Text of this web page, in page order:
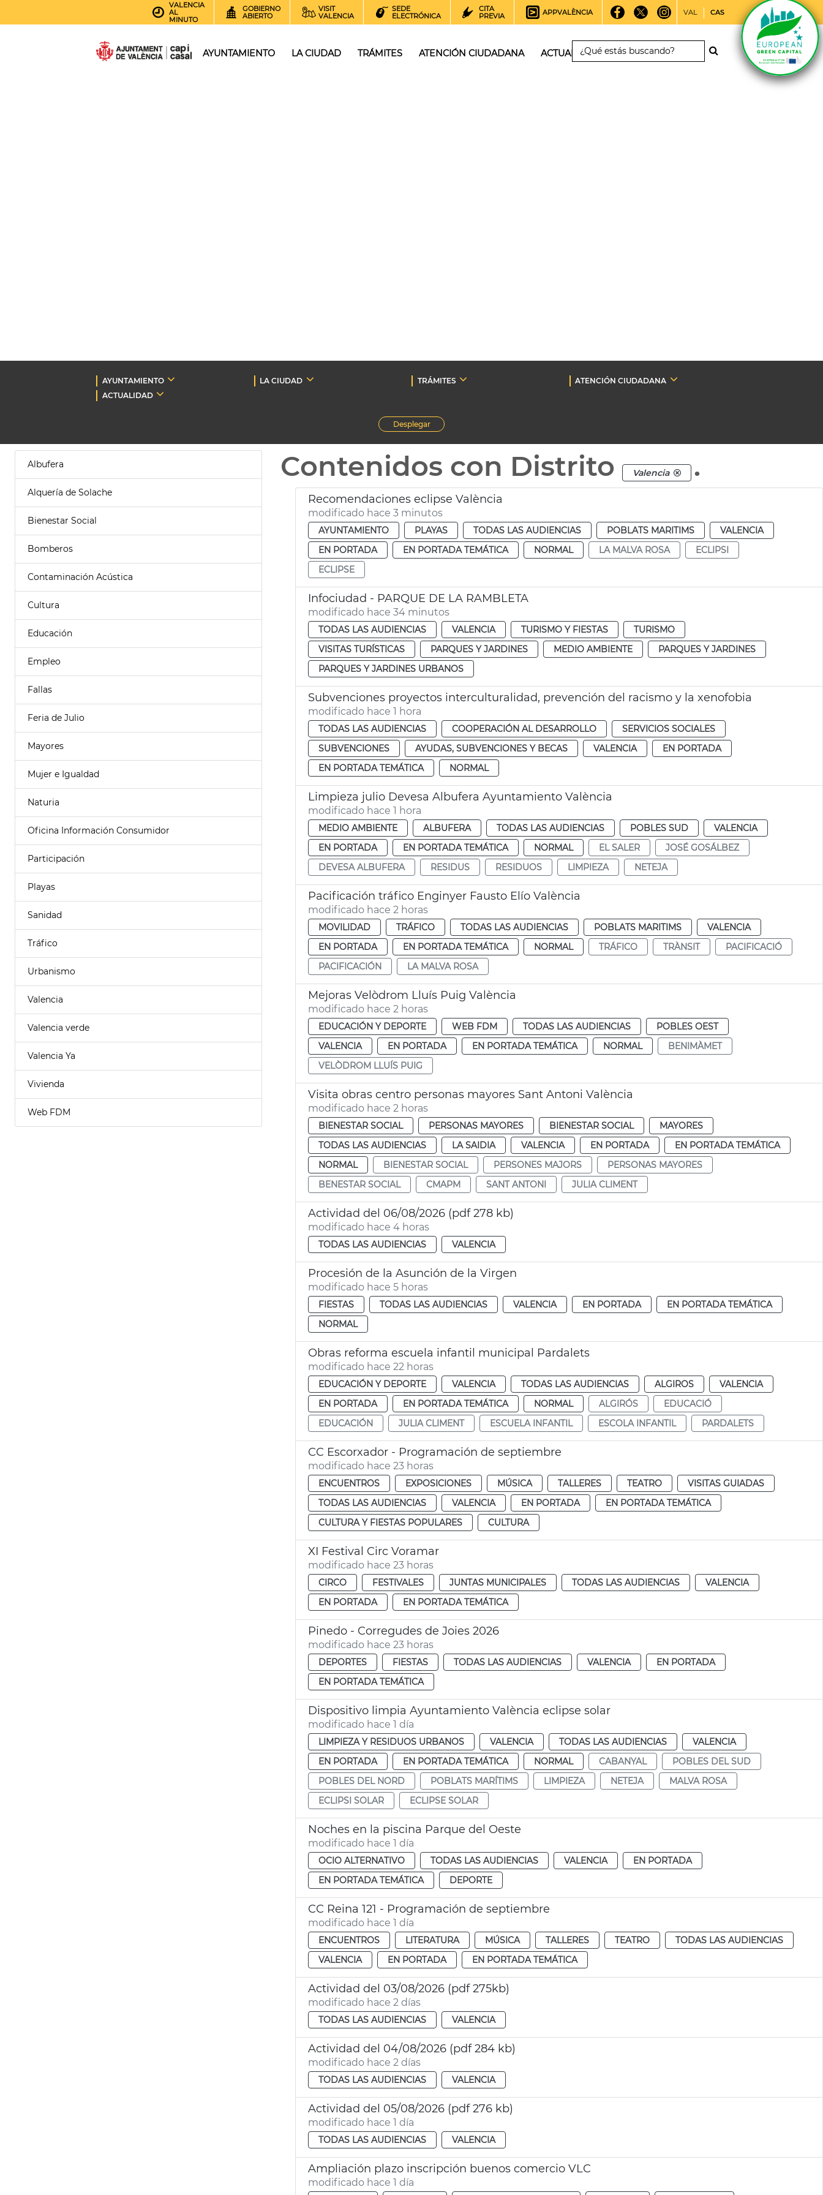
VALENCIA
AL
MINUTO
GOBIERNO
ABIERTO
VISIT
VALENCIA
SEDE
ELECTRÓNICA
CITA
PREVIA
APPVALÈNCIA VAL CAS
AYUNTAMIENTO LA CIUDAD TRÁMITES ATENCIÓN CIUDADANA ACTUALIDAD
AYUNTAMIENTO LA CIUDAD TRÁMITES
ATENCIÓN CIUDADANA
ACTUALIDAD
Desplegar
Albufera
Alquería de Solache
Bienestar Social
Bomberos
Contaminación Acústica
Cultura
Educación
Empleo
Fallas
Feria de Julio
Mayores
Mujer e Igualdad
Naturia
Oficina Información Consumidor
Participación
Playas
Sanidad
Tráfico
Urbanismo
Valencia
Valencia verde
Valencia Ya
Vivienda
Web FDM
Contenidos con Distrito Valencia .
Recomendaciones eclipse València
modificado hace 3 minutos
AYUNTAMIENTO PLAYAS TODAS LAS AUDIENCIAS POBLATS MARITIMS
VALENCIA
EN PORTADA
EN PORTADA TEMÁTICA NORMAL LA MALVA ROSA
ECLIPSI
ECLIPSE
Infociudad - PARQUE DE LA RAMBLETA
modificado hace 34 minutos
TODAS LAS AUDIENCIAS VALENCIA TURISMO Y FIESTAS
TURISMO
VISITAS TURÍSTICAS
PARQUES Y JARDINES MEDIO AMBIENTE
PARQUES Y JARDINES
PARQUES Y JARDINES URBANOS
Subvenciones proyectos interculturalidad, prevención del racismo y la xenofobia
modificado hace 1 hora
TODAS LAS AUDIENCIAS COOPERACIÓN AL DESARROLLO
SERVICIOS SOCIALES
SUBVENCIONES
AYUDAS, SUBVENCIONES Y BECAS VALENCIA
EN PORTADA
EN PORTADA TEMÁTICA
NORMAL
Limpieza julio Devesa Albufera Ayuntamiento València
modificado hace 1 hora
MEDIO AMBIENTE ALBUFERA TODAS LAS AUDIENCIAS POBLES SUD
VALENCIA
EN PORTADA
EN PORTADA TEMÁTICA NORMAL EL SALER
JOSÉ GOSÁLBEZ
DEVESA ALBUFERA
RESIDUS RESIDUOS LIMPIEZA NETEJA
Pacificación tráfico Enginyer Fausto Elío València
modificado hace 2 horas
MOVILIDAD TRÁFICO TODAS LAS AUDIENCIAS POBLATS MARITIMS
VALENCIA
EN PORTADA
EN PORTADA TEMÁTICA NORMAL TRÁFICO TRÀNSIT
PACIFICACIÓ
PACIFICACIÓN
LA MALVA ROSA
Mejoras Velòdrom Lluís Puig València
modificado hace 2 horas
EDUCACIÓN Y DEPORTE WEB FDM TODAS LAS AUDIENCIAS
POBLES OEST
VALENCIA
EN PORTADA EN PORTADA TEMÁTICA NORMAL
BENIMÀMET
VELÒDROM LLUÍS PUIG
Visita obras centro personas mayores Sant Antoni València
modificado hace 2 horas
BIENESTAR SOCIAL PERSONAS MAYORES BIENESTAR SOCIAL
MAYORES
TODAS LAS AUDIENCIAS
LA SAIDIA VALENCIA EN PORTADA
EN PORTADA TEMÁTICA
NORMAL
BIENESTAR SOCIAL PERSONES MAJORS
PERSONAS MAYORES
BENESTAR SOCIAL
CMAPM SANT ANTONI JULIA CLIMENT
Actividad del 06/08/2026 (pdf 278 kb)
modificado hace 4 horas
TODAS LAS AUDIENCIAS VALENCIA
Procesión de la Asunción de la Virgen
modificado hace 5 horas
FIESTAS TODAS LAS AUDIENCIAS VALENCIA EN PORTADA
EN PORTADA TEMÁTICA
NORMAL
Obras reforma escuela infantil municipal Pardalets
modificado hace 22 horas
EDUCACIÓN Y DEPORTE VALENCIA TODAS LAS AUDIENCIAS ALGIROS
VALENCIA
EN PORTADA
EN PORTADA TEMÁTICA NORMAL ALGIRÓS
EDUCACIÓ
EDUCACIÓN
JULIA CLIMENT ESCUELA INFANTIL ESCOLA INFANTIL PARDALETS
CC Escorxador - Programación de septiembre
modificado hace 23 horas
ENCUENTROS EXPOSICIONES MÚSICA TALLERES TEATRO
VISITAS GUIADAS
TODAS LAS AUDIENCIAS
VALENCIA EN PORTADA
EN PORTADA TEMÁTICA
CULTURA Y FIESTAS POPULARES
CULTURA
XI Festival Circ Voramar
modificado hace 23 horas
CIRCO FESTIVALES JUNTAS MUNICIPALES TODAS LAS AUDIENCIAS
VALENCIA
EN PORTADA
EN PORTADA TEMÁTICA
Pinedo - Corregudes de Joies 2026
modificado hace 23 horas
DEPORTES FIESTAS TODAS LAS AUDIENCIAS VALENCIA
EN PORTADA
EN PORTADA TEMÁTICA
Dispositivo limpia Ayuntamiento València eclipse solar
modificado hace 1 día
LIMPIEZA Y RESIDUOS URBANOS VALENCIA TODAS LAS AUDIENCIAS
VALENCIA
EN PORTADA
EN PORTADA TEMÁTICA NORMAL CABANYAL
POBLES DEL SUD
POBLES DEL NORD
POBLATS MARÍTIMS LIMPIEZA NETEJA
MALVA ROSA
ECLIPSI SOLAR
ECLIPSE SOLAR
Noches en la piscina Parque del Oeste
modificado hace 1 día
OCIO ALTERNATIVO TODAS LAS AUDIENCIAS VALENCIA
EN PORTADA
EN PORTADA TEMÁTICA
DEPORTE
CC Reina 121 - Programación de septiembre
modificado hace 1 día
ENCUENTROS LITERATURA MÚSICA TALLERES TEATRO
TODAS LAS AUDIENCIAS
VALENCIA
EN PORTADA EN PORTADA TEMÁTICA
Actividad del 03/08/2026 (pdf 275kb)
modificado hace 2 días
TODAS LAS AUDIENCIAS VALENCIA
Actividad del 04/08/2026 (pdf 284 kb)
modificado hace 2 días
TODAS LAS AUDIENCIAS VALENCIA
Actividad del 05/08/2026 (pdf 276 kb)
modificado hace 1 día
TODAS LAS AUDIENCIAS VALENCIA
Ampliación plazo inscripción buenos comercio VLC
modificado hace 1 día